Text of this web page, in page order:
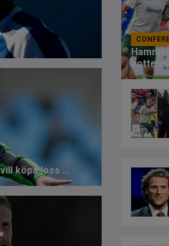
AVSLÖJAR: Klubbarna som vill köpa loss Ahl Holmström från Gais